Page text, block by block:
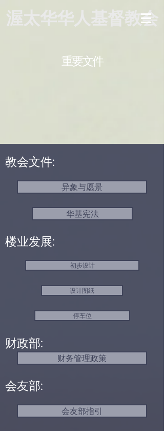
渥太华华人基督教会
重要文件
教会文件:
异象与愿景
华基宪法
楼业发展:
初步设计
设计图纸
停车位
财政部:
财务管理政策
会友部:
会友部指引